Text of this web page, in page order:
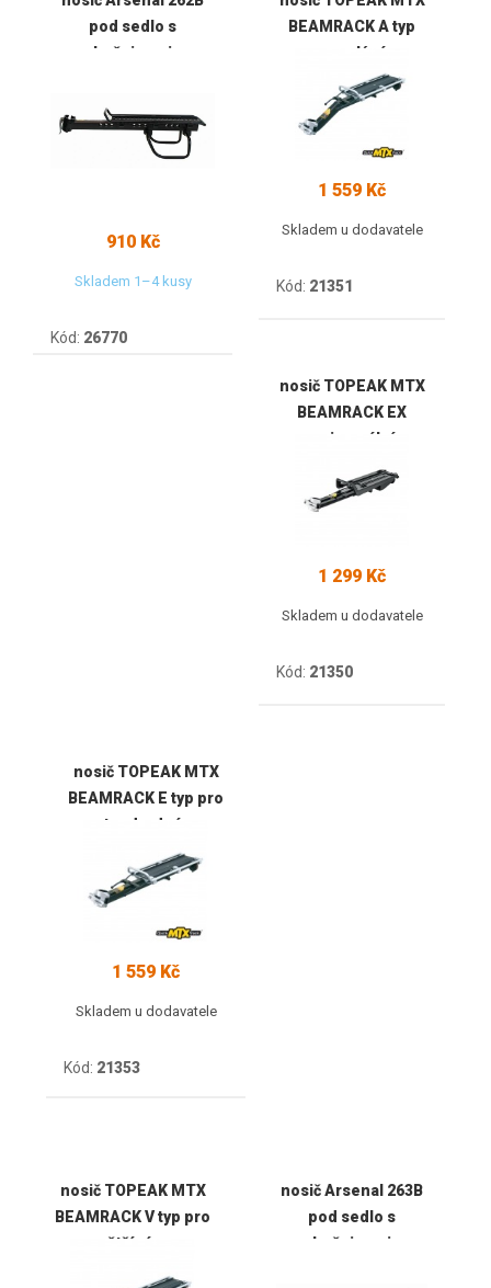
pod sedlo s
bočnicemi
910 Kč
Skladem 1–4 kusy
Kód: 26770
BEAMRACK A typ
pro malý rám
1 559 Kč
Skladem u dodavatele
Kód: 21351
nosič TOPEAK MTX
BEAMRACK EX
univerzální
1 299 Kč
Skladem u dodavatele
Kód: 21350
nosič TOPEAK MTX
BEAMRACK E typ pro
standard rám
1 559 Kč
Skladem u dodavatele
Kód: 21353
nosič TOPEAK MTX
BEAMRACK V typ pro
větší rám
nosič Arsenal 263B
pod sedlo s
bočnicemi